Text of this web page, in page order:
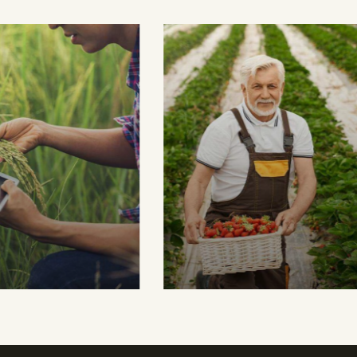
Cow
Sea Fish
Golder Wheat
Milk & Meats Sea Fish